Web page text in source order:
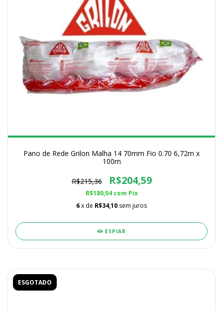
Pano de Rede Grilon Malha 14 70mm Fio 0.70 6,72m x
100m
R$215,36 R$204,59
R$180,04 com Pix
6x de R$34,10 sem juros
ESPIAR
ESGOTADO